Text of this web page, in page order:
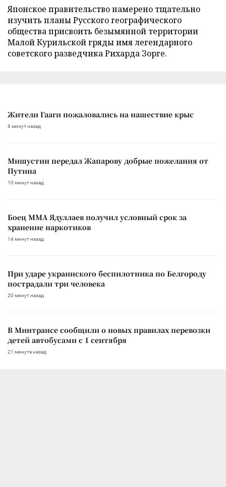
Японское правительство намерено тщательно
изучить планы Русского географического
общества присвоить безымянной территории
Малой Курильской гряды имя легендарного
советского разведчика Рихарда Зорге.
Жители Гааги пожаловались на нашествие крыс
6 минут назад
Мишустин передал Жапарову добрые пожелания от
Путина
10 минут назад
Боец ММА Ядуллаев получил условный срок за
хранение наркотиков
14 минут назад
При ударе украинского беспилотника по Белгороду
пострадали три человека
20 минут назад
В Минтрансе сообщили о новых правилах перевозки
детей автобусами с 1 сентября
21 минута назад